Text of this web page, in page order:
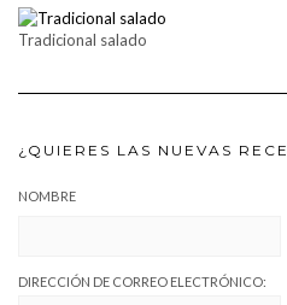
Tradicional salado
¿QUIERES LAS NUEVAS
NOMBRE
DIRECCIÓN DE CORREO ELECTRÓNICO: